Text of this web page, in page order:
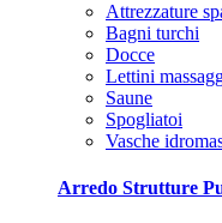
Attrezzature
Bagni turchi
Docce
Lettini
Saune
Spogliatoi
Vasche
Arredo Strutture